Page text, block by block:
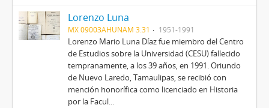
Lorenzo Luna
MX 09003AHUNAM 3.31 1951-1991
Lorenzo Mario Luna Díaz fue miembro del Centro
de Estudios sobre la Universidad (CESU) fallecido
tempranamente, a los 39 años, en 1991. Oriundo
de Nuevo Laredo, Tamaulipas, se recibió con
mención honorífica como licenciado en Historia
por la Facul...